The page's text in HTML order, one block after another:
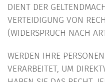
DIENT DER
VERTEIDIGUNG VON
(WIDERSPRUCH NACH
WERDEN IHRE
VERARBEITET, UM